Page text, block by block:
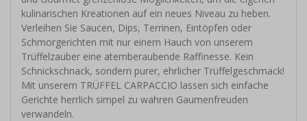
kulinarischen Kreationen auf ein neues Niveau zu heben.
Verleihen Sie Saucen, Dips, Terrinen, Eintöpfen oder
Schmorgerichten mit nur einem Hauch von unserem
Trüffelzauber eine atemberaubende Raffinesse. Kein
Schnickschnack, sondern purer, ehrlicher Trüffelgeschmack!
Mit unserem TRÜFFEL CARPACCIO lassen sich einfache
Gerichte herrlich simpel zu wahren Gaumenfreuden
verwandeln.